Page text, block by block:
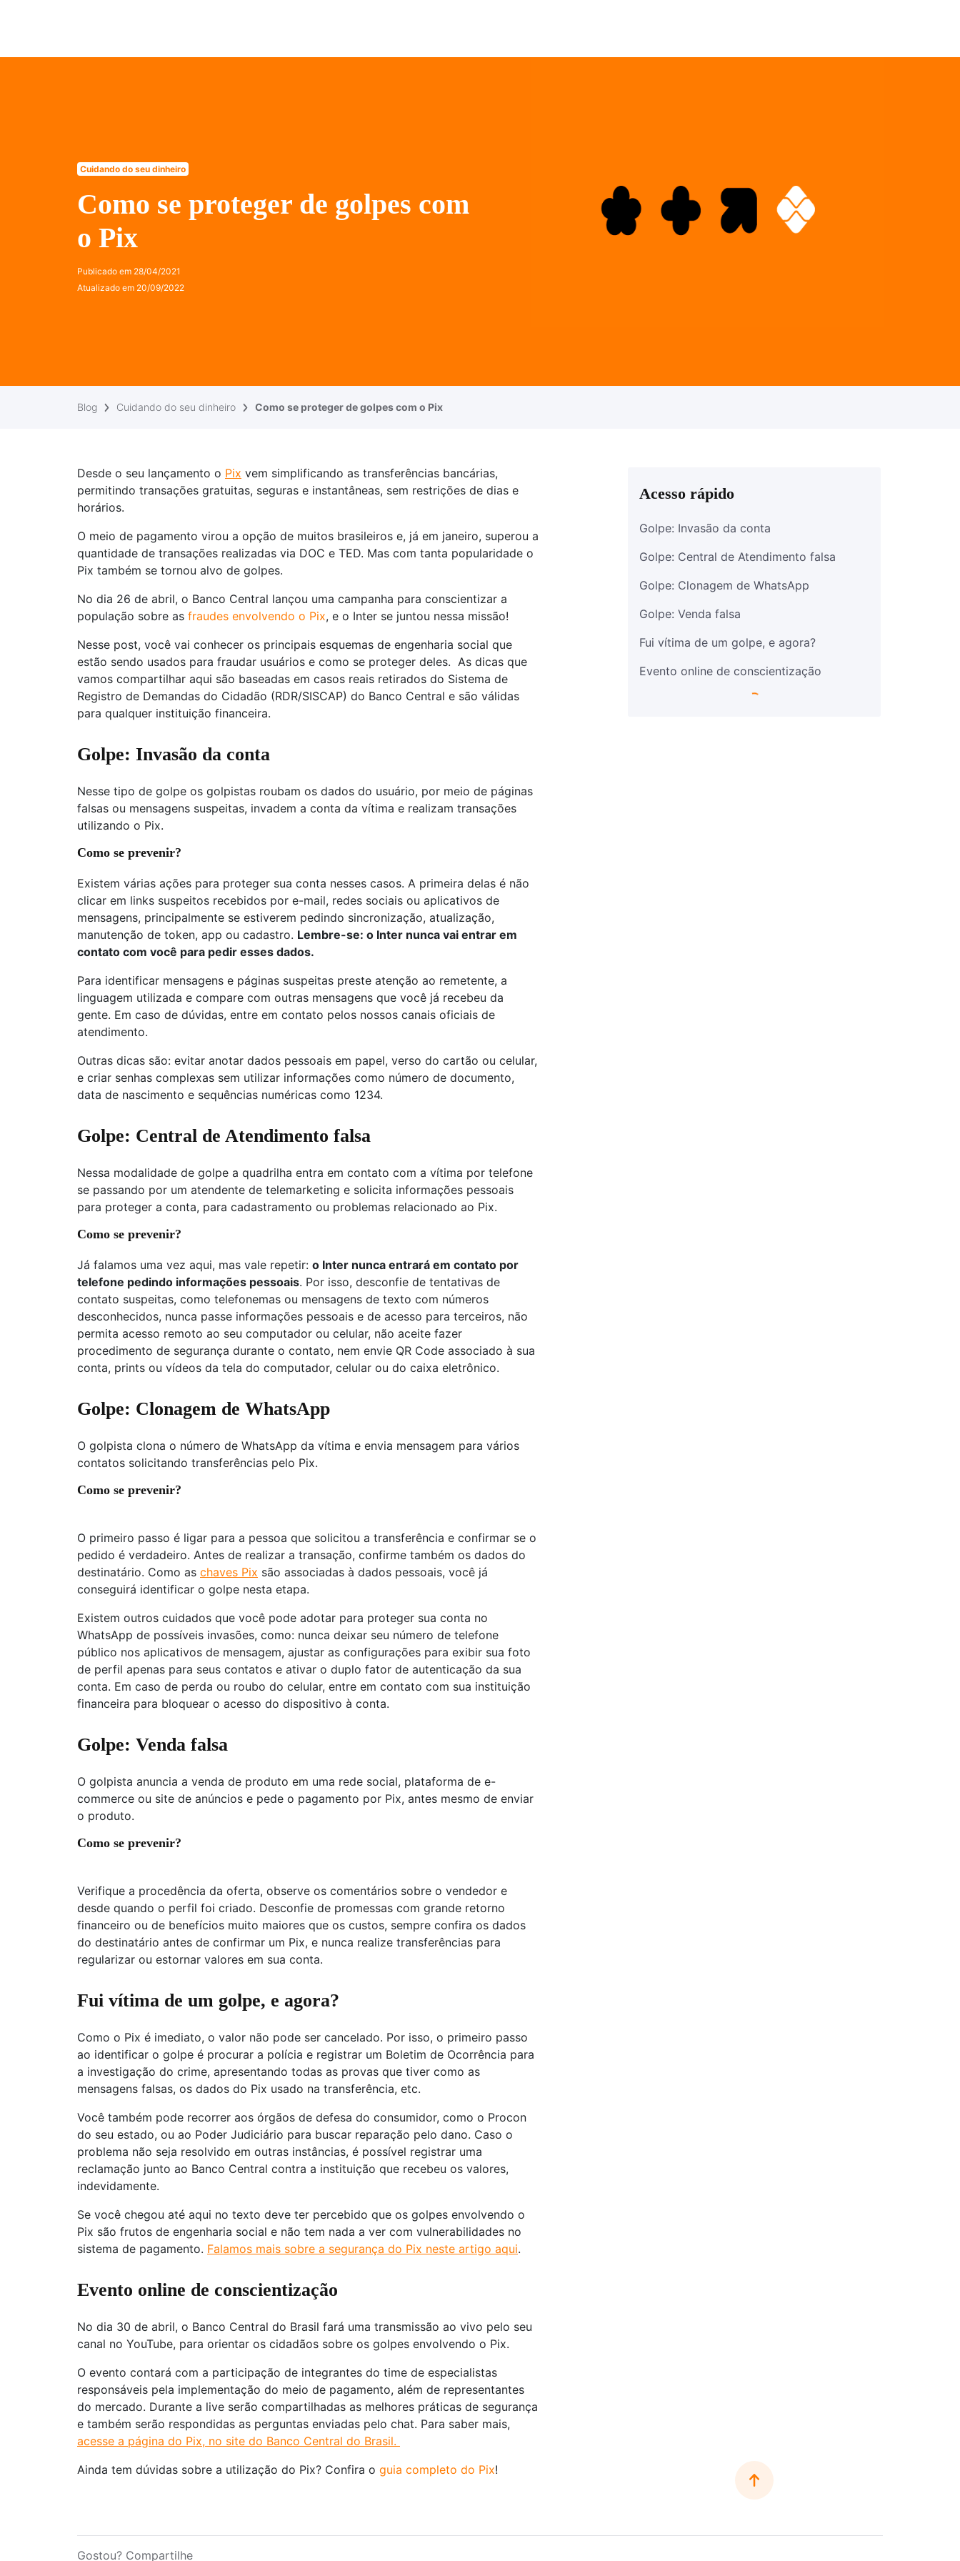
Cuidando do seu dinheiro
Como se proteger de golpes com
o Pix
Publicado em 28/04/2021
Atualizado em 20/09/2022
Blog Cuidando do seu dinheiro Como se proteger de golpes com o Pix
Desde o seu lançamento o Pix vem simplificando as transferências bancárias,
permitindo transações gratuitas, seguras e instantâneas, sem restrições de dias e
horários.
O meio de pagamento virou a opção de muitos brasileiros e, já em janeiro, superou a
quantidade de transações realizadas via DOC e TED. Mas com tanta popularidade o
Pix também se tornou alvo de golpes.
No dia 26 de abril, o Banco Central lançou uma campanha para conscientizar a
população sobre as fraudes envolvendo o Pix, e o Inter se juntou nessa missão!
Nesse post, você vai conhecer os principais esquemas de engenharia social que
estão sendo usados para fraudar usuários e como se proteger deles. As dicas que
vamos compartilhar aqui são baseadas em casos reais retirados do Sistema de
Registro de Demandas do Cidadão (RDR/SISCAP) do Banco Central e são válidas
para qualquer instituição financeira.
Golpe: Invasão da conta
Nesse tipo de golpe os golpistas roubam os dados do usuário, por meio de páginas
falsas ou mensagens suspeitas, invadem a conta da vítima e realizam transações
utilizando o Pix.
Como se prevenir?
Existem várias ações para proteger sua conta nesses casos. A primeira delas é não
clicar em links suspeitos recebidos por e-mail, redes sociais ou aplicativos de
mensagens, principalmente se estiverem pedindo sincronização, atualização,
manutenção de token, app ou cadastro. Lembre-se: o Inter nunca vai entrar em
contato com você para pedir esses dados.
Para identificar mensagens e páginas suspeitas preste atenção ao remetente, a
linguagem utilizada e compare com outras mensagens que você já recebeu da
gente. Em caso de dúvidas, entre em contato pelos nossos canais oficiais de
atendimento.
Outras dicas são: evitar anotar dados pessoais em papel, verso do cartão ou celular,
e criar senhas complexas sem utilizar informações como número de documento,
data de nascimento e sequências numéricas como 1234.
Golpe: Central de Atendimento falsa
Nessa modalidade de golpe a quadrilha entra em contato com a vítima por telefone
se passando por um atendente de telemarketing e solicita informações pessoais
para proteger a conta, para cadastramento ou problemas relacionado ao Pix.
Como se prevenir?
Já falamos uma vez aqui, mas vale repetir: o Inter nunca entrará em contato por
telefone pedindo informações pessoais. Por isso, desconfie de tentativas de
contato suspeitas, como telefonemas ou mensagens de texto com números
desconhecidos, nunca passe informações pessoais e de acesso para terceiros, não
permita acesso remoto ao seu computador ou celular, não aceite fazer
procedimento de segurança durante o contato, nem envie QR Code associado à sua
conta, prints ou vídeos da tela do computador, celular ou do caixa eletrônico.
Golpe: Clonagem de WhatsApp
O golpista clona o número de WhatsApp da vítima e envia mensagem para vários
contatos solicitando transferências pelo Pix.
Como se prevenir?
O primeiro passo é ligar para a pessoa que solicitou a transferência e confirmar se o
pedido é verdadeiro. Antes de realizar a transação, confirme também os dados do
destinatário. Como as chaves Pix são associadas à dados pessoais, você já
conseguirá identificar o golpe nesta etapa.
Existem outros cuidados que você pode adotar para proteger sua conta no
WhatsApp de possíveis invasões, como: nunca deixar seu número de telefone
público nos aplicativos de mensagem, ajustar as configurações para exibir sua foto
de perfil apenas para seus contatos e ativar o duplo fator de autenticação da sua
conta. Em caso de perda ou roubo do celular, entre em contato com sua instituição
financeira para bloquear o acesso do dispositivo à conta.
Golpe: Venda falsa
O golpista anuncia a venda de produto em uma rede social, plataforma de e-
commerce ou site de anúncios e pede o pagamento por Pix, antes mesmo de enviar
o produto.
Como se prevenir?
Verifique a procedência da oferta, observe os comentários sobre o vendedor e
desde quando o perfil foi criado. Desconfie de promessas com grande retorno
financeiro ou de benefícios muito maiores que os custos, sempre confira os dados
do destinatário antes de confirmar um Pix, e nunca realize transferências para
regularizar ou estornar valores em sua conta.
Fui vítima de um golpe, e agora?
Como o Pix é imediato, o valor não pode ser cancelado. Por isso, o primeiro passo
ao identificar o golpe é procurar a polícia e registrar um Boletim de Ocorrência para
a investigação do crime, apresentando todas as provas que tiver como as
mensagens falsas, os dados do Pix usado na transferência, etc.
Você também pode recorrer aos órgãos de defesa do consumidor, como o Procon
do seu estado, ou ao Poder Judiciário para buscar reparação pelo dano. Caso o
problema não seja resolvido em outras instâncias, é possível registrar uma
reclamação junto ao Banco Central contra a instituição que recebeu os valores,
indevidamente.
Se você chegou até aqui no texto deve ter percebido que os golpes envolvendo o
Pix são frutos de engenharia social e não tem nada a ver com vulnerabilidades no
sistema de pagamento. Falamos mais sobre a segurança do Pix neste artigo aqui.
Evento online de conscientização
No dia 30 de abril, o Banco Central do Brasil fará uma transmissão ao vivo pelo seu
canal no YouTube, para orientar os cidadãos sobre os golpes envolvendo o Pix.
O evento contará com a participação de integrantes do time de especialistas
responsáveis pela implementação do meio de pagamento, além de representantes
do mercado. Durante a live serão compartilhadas as melhores práticas de segurança
e também serão respondidas as perguntas enviadas pelo chat. Para saber mais,
acesse a página do Pix, no site do Banco Central do Brasil.
Ainda tem dúvidas sobre a utilização do Pix? Confira o guia completo do Pix!
Acesso rápido
Golpe: Invasão da conta
Golpe: Central de Atendimento falsa
Golpe: Clonagem de WhatsApp
Golpe: Venda falsa
Fui vítima de um golpe, e agora?
Evento online de conscientização
Gostou? Compartilhe